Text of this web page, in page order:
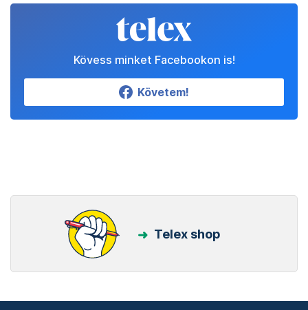
Kövess minket Facebookon is!
Követem!
Telex shop